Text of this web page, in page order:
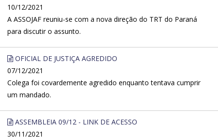
10/12/2021
A ASSOJAF reuniu-se com a nova direção do TRT do Paraná
para discutir o assunto.
OFICIAL DE JUSTIÇA AGREDIDO
07/12/2021
Colega foi covardemente agredido enquanto tentava cumprir
um mandado.
ASSEMBLEIA 09/12 - LINK DE ACESSO
30/11/2021